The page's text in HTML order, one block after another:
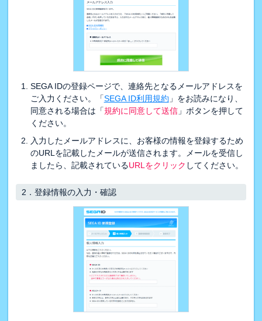
SEGA IDの登録ページで、連絡先となるメールアドレスを
ご入力ください。「SEGA ID利用規約 」をお読みになり、
同意される場合は「規約に同意して送信」ボタンを押して
ください。
入力したメールアドレスに、お客様の情報を登録するため
のURLを記載したメールが送信されます。メールを受信し
ましたら、記載されているURLをクリック してください。
2．登録情報の入力・確認